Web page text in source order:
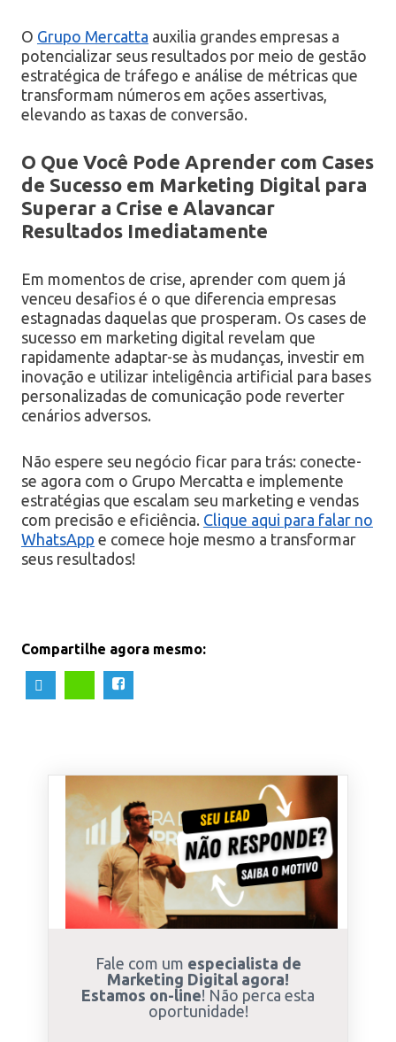
O Grupo Mercatta auxilia grandes empresas a
potencializar seus resultados por meio de gestão
estratégica de tráfego e análise de métricas que
transformam números em ações assertivas,
elevando as taxas de conversão.
O Que Você Pode Aprender com Cases
de Sucesso em Marketing Digital para
Superar a Crise e Alavancar
Resultados Imediatamente
Em momentos de crise, aprender com quem já
venceu desafios é o que diferencia empresas
estagnadas daquelas que prosperam. Os cases de
sucesso em marketing digital revelam que
rapidamente adaptar-se às mudanças, investir em
inovação e utilizar inteligência artificial para bases
personalizadas de comunicação pode reverter
cenários adversos.
Não espere seu negócio ficar para trás: conecte-
se agora com o Grupo Mercatta e implemente
estratégias que escalam seu marketing e vendas
com precisão e eficiência. Clique aqui para falar no
WhatsApp e comece hoje mesmo a transformar
seus resultados!
Compartilhe agora mesmo:
Fale com um especialista de
Marketing Digital agora!
Estamos on-line! Não perca esta
oportunidade!